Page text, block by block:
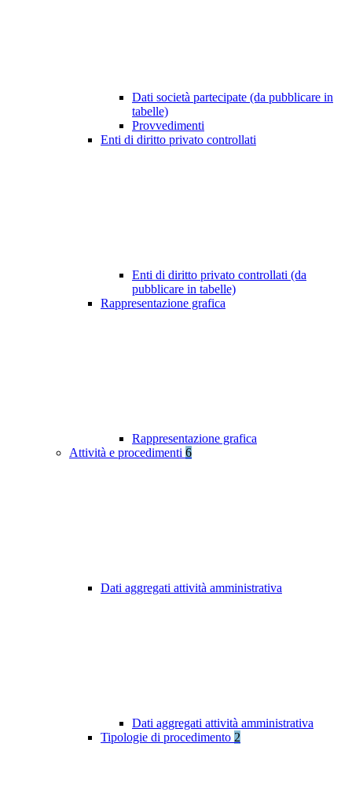
Dati società partecipate (da pubblicare in
tabelle)
Provvedimenti
Enti di diritto privato controllati
Enti di diritto privato controllati (da
pubblicare in tabelle)
Rappresentazione grafica
Rappresentazione grafica
Attività e procedimenti 6
Dati aggregati attività amministrativa
Dati aggregati attività amministrativa
Tipologie di procedimento 2